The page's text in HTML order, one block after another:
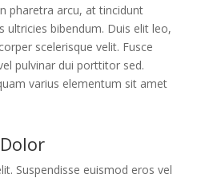
pharetra arcu, at tincidunt
ultricies bibendum. Duis elit leo,
scelerisque velit. Fusce
pulvinar dui porttitor sed.
varius elementum sit amet
Suspendisse euismod eros vel